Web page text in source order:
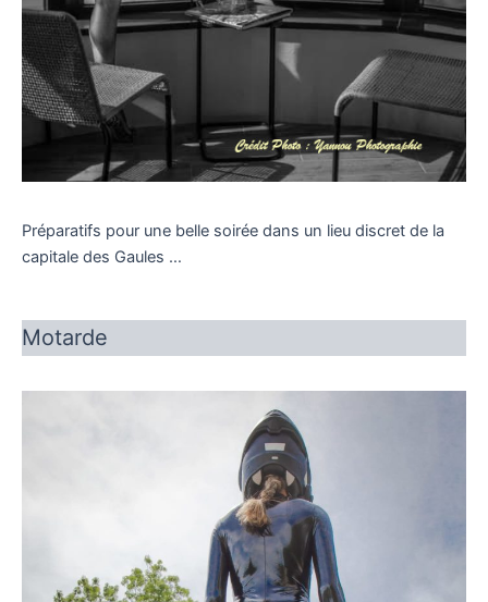
Préparatifs pour une belle soirée dans un lieu discret de la
capitale des Gaules …
Motarde